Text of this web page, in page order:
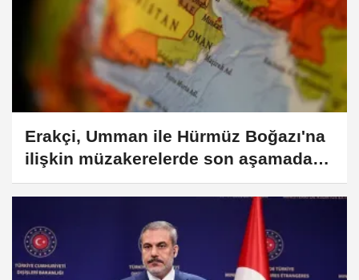
Erakçi, Umman ile Hürmüz Boğazı'na
ilişkin müzakerelerde son aşamada
olduklarını açıkladı